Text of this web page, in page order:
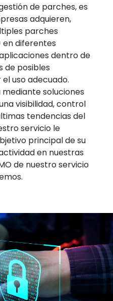
de parches, es
adquieren,
parches
en diferentes
dentro de
de posibles
uso adecuado.
soluciones
visibilidad, control
tendencias del
servicio le
principal de su
en nuestras
de nuestro servicio